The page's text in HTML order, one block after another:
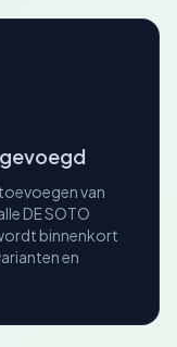
van
DE SOTO
binnenkort
en